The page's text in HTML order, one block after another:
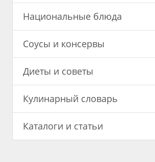
Национальные блюда
Соусы и консервы
Диеты и советы
Кулинарный словарь
Каталоги и статьи